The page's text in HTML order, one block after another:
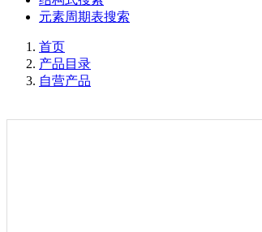
元素周期表搜索
首页
产品目录
自营产品